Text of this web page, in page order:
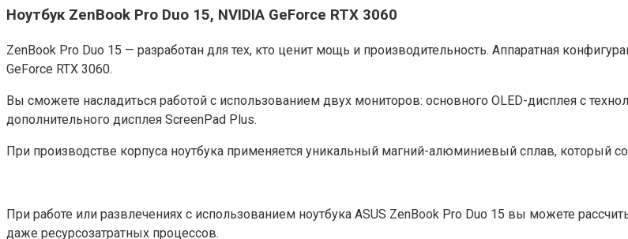
Ноутбук ZenBook Pro Duo 15, NVIDIA GeForce RTX 3060
ZenBook Pro Duo 15 — разработан для тех, кто ценит мощь и производительность. Аппаратная
GeForce RTX 3060.
Вы сможете насладиться работой с использованием двух мониторов: основного OLED-дисплея с
дополнительного дисплея ScreenPad Plus.
При производстве корпуса ноутбука применяется уникальный магний-алюминиевый сплав, который
При работе или развлечениях с использованием ноутбука ASUS ZenBook Pro Duo 15 вы можете
даже ресурсозатратных процессов.